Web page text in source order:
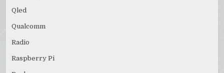
Qled
Qualcomm
Radio
Raspberry Pi